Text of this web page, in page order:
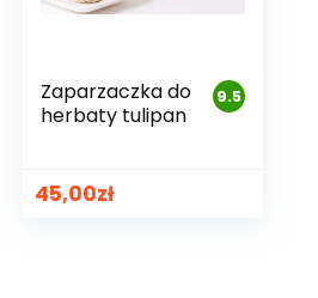
9.5
Zaparzaczka do
herbaty tulipan
45,00zł